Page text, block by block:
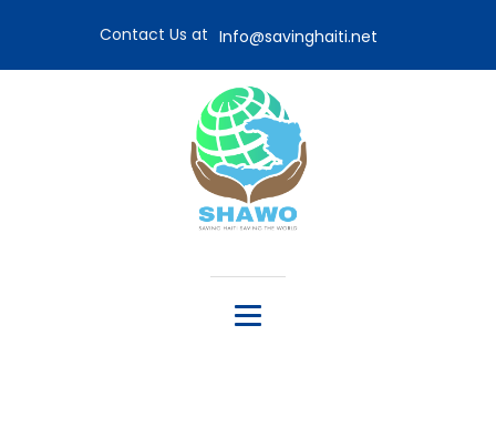
Contact Us at Info@savinghaiti.net